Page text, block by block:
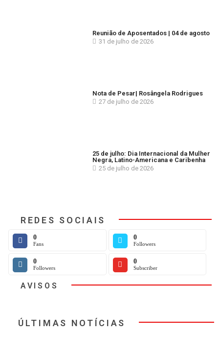
Reunião de Aposentados | 04 de agosto
31 de julho de 2026
Nota de Pesar| Rosângela Rodrigues
27 de julho de 2026
25 de julho: Dia Internacional da Mulher
Negra, Latino-Americana e Caribenha
25 de julho de 2026
REDES SOCIAIS
0
Fans
0
Followers
0
Followers
0
Subscriber
AVISOS
ÚLTIMAS NOTÍCIAS